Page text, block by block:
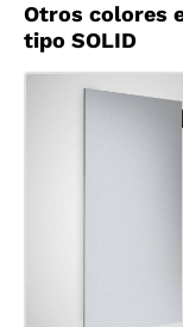
Otros colores
tipo SOLID